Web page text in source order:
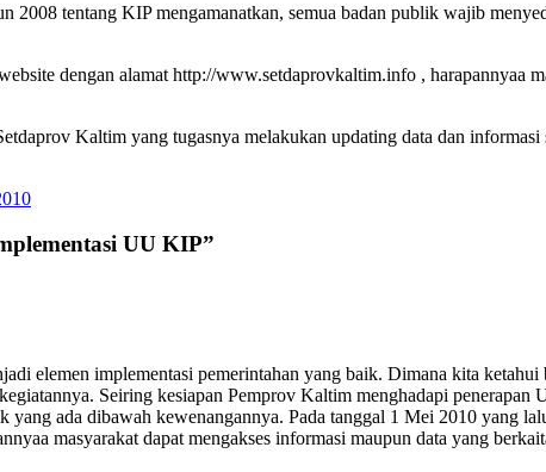
tentang KIP mengamanatkan, semua badan publik wajib
dengan alamat http://www.setdaprovkaltim.info , harapannyaa
Kaltim yang tugasnya melakukan updating data dan
UU KIP”
elemen implementasi pemerintahan yang baik. Dimana kita
Seiring kesiapan Pemprov Kaltim menghadapi
ada dibawah kewenangannya. Pada tanggal 1 Mei 2010 yang
masyarakat dapat mengakses informasi maupun data yang